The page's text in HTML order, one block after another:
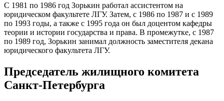
С 1981 по 1986 год Зорькин работал ассистентом на
юридическом факультете ЛГУ. Затем, с 1986 по 1987 и с 1989
по 1993 годы, а также с 1995 года он был доцентом кафедры
теории и истории государства и права. В промежутке, с 1987
по 1989 год, Зорькин занимал должность заместителя декана
юридического факультета ЛГУ.
Председатель жилищного комитета
Санкт-Петербурга